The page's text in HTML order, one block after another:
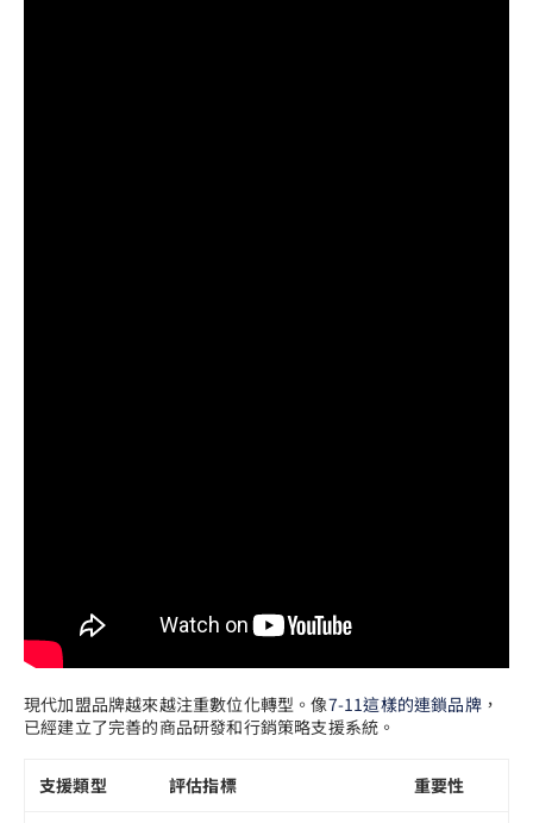
現代加盟品牌越來越注重數位化轉型。像7-11這樣的連鎖品牌，
已經建立了完善的商品研發和行銷策略支援系統。
支援類型 評估指標 重要性